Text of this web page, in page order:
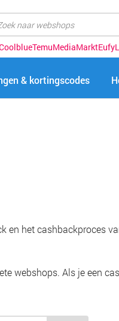
TemuMediaMarktEufy
& kortingscodes
en het cashbackproces
webshops. Als je een